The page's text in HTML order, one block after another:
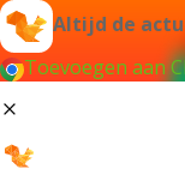
Altijd de
Toevoegen aan